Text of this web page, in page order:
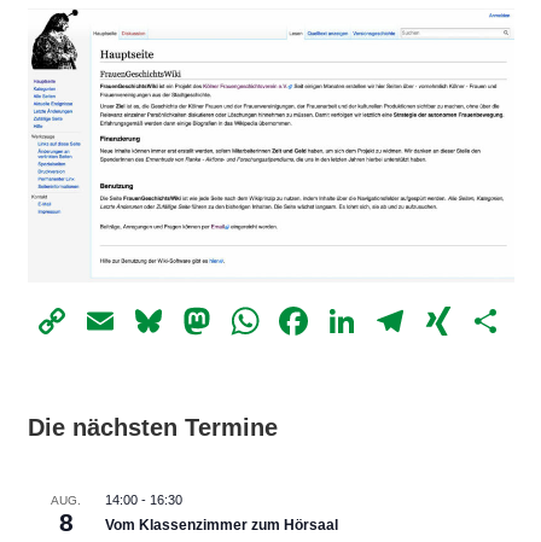
CopyEmailBluesky
Mastodon
WhatsApp
Facebook
LinkedIn
Die nächsten Termine
AUG.
8
14:00- 16:30
Vom Klassenzimmer zum Hörsaal